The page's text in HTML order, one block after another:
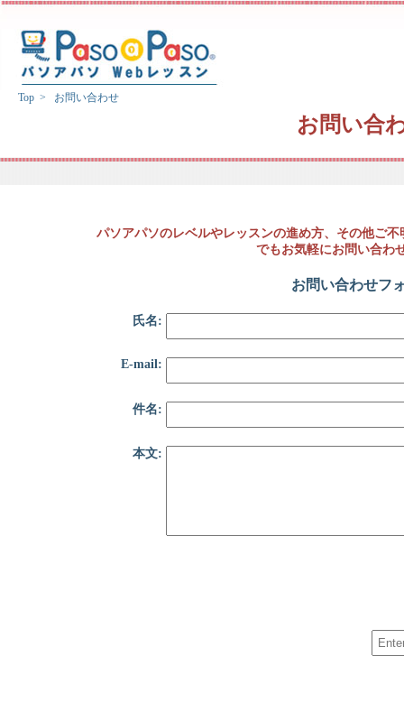
Top > お問い合わせ
お問い合
パソアパソのレベルやレッスンの進め方、その他ご
でもお気軽にお問い合わ
お問い合わせフ
氏名:
E-mail:
件名:
本文: